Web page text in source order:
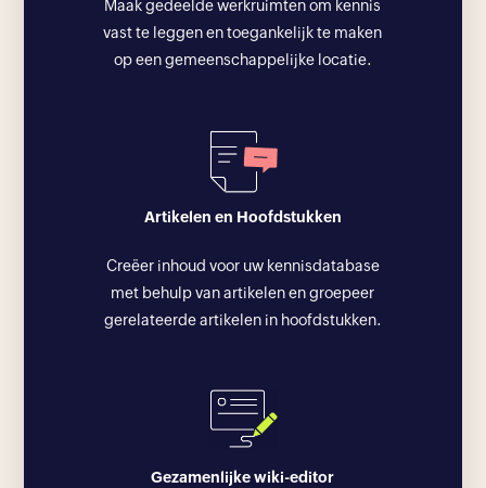
Maak gedeelde werkruimten om kennis
vast te leggen en toegankelijk te maken
op een gemeenschappelijke locatie.
Artikelen en Hoofdstukken
Creëer inhoud voor uw kennisdatabase
met behulp van artikelen en groepeer
gerelateerde artikelen in hoofdstukken.
Gezamenlijke wiki-editor